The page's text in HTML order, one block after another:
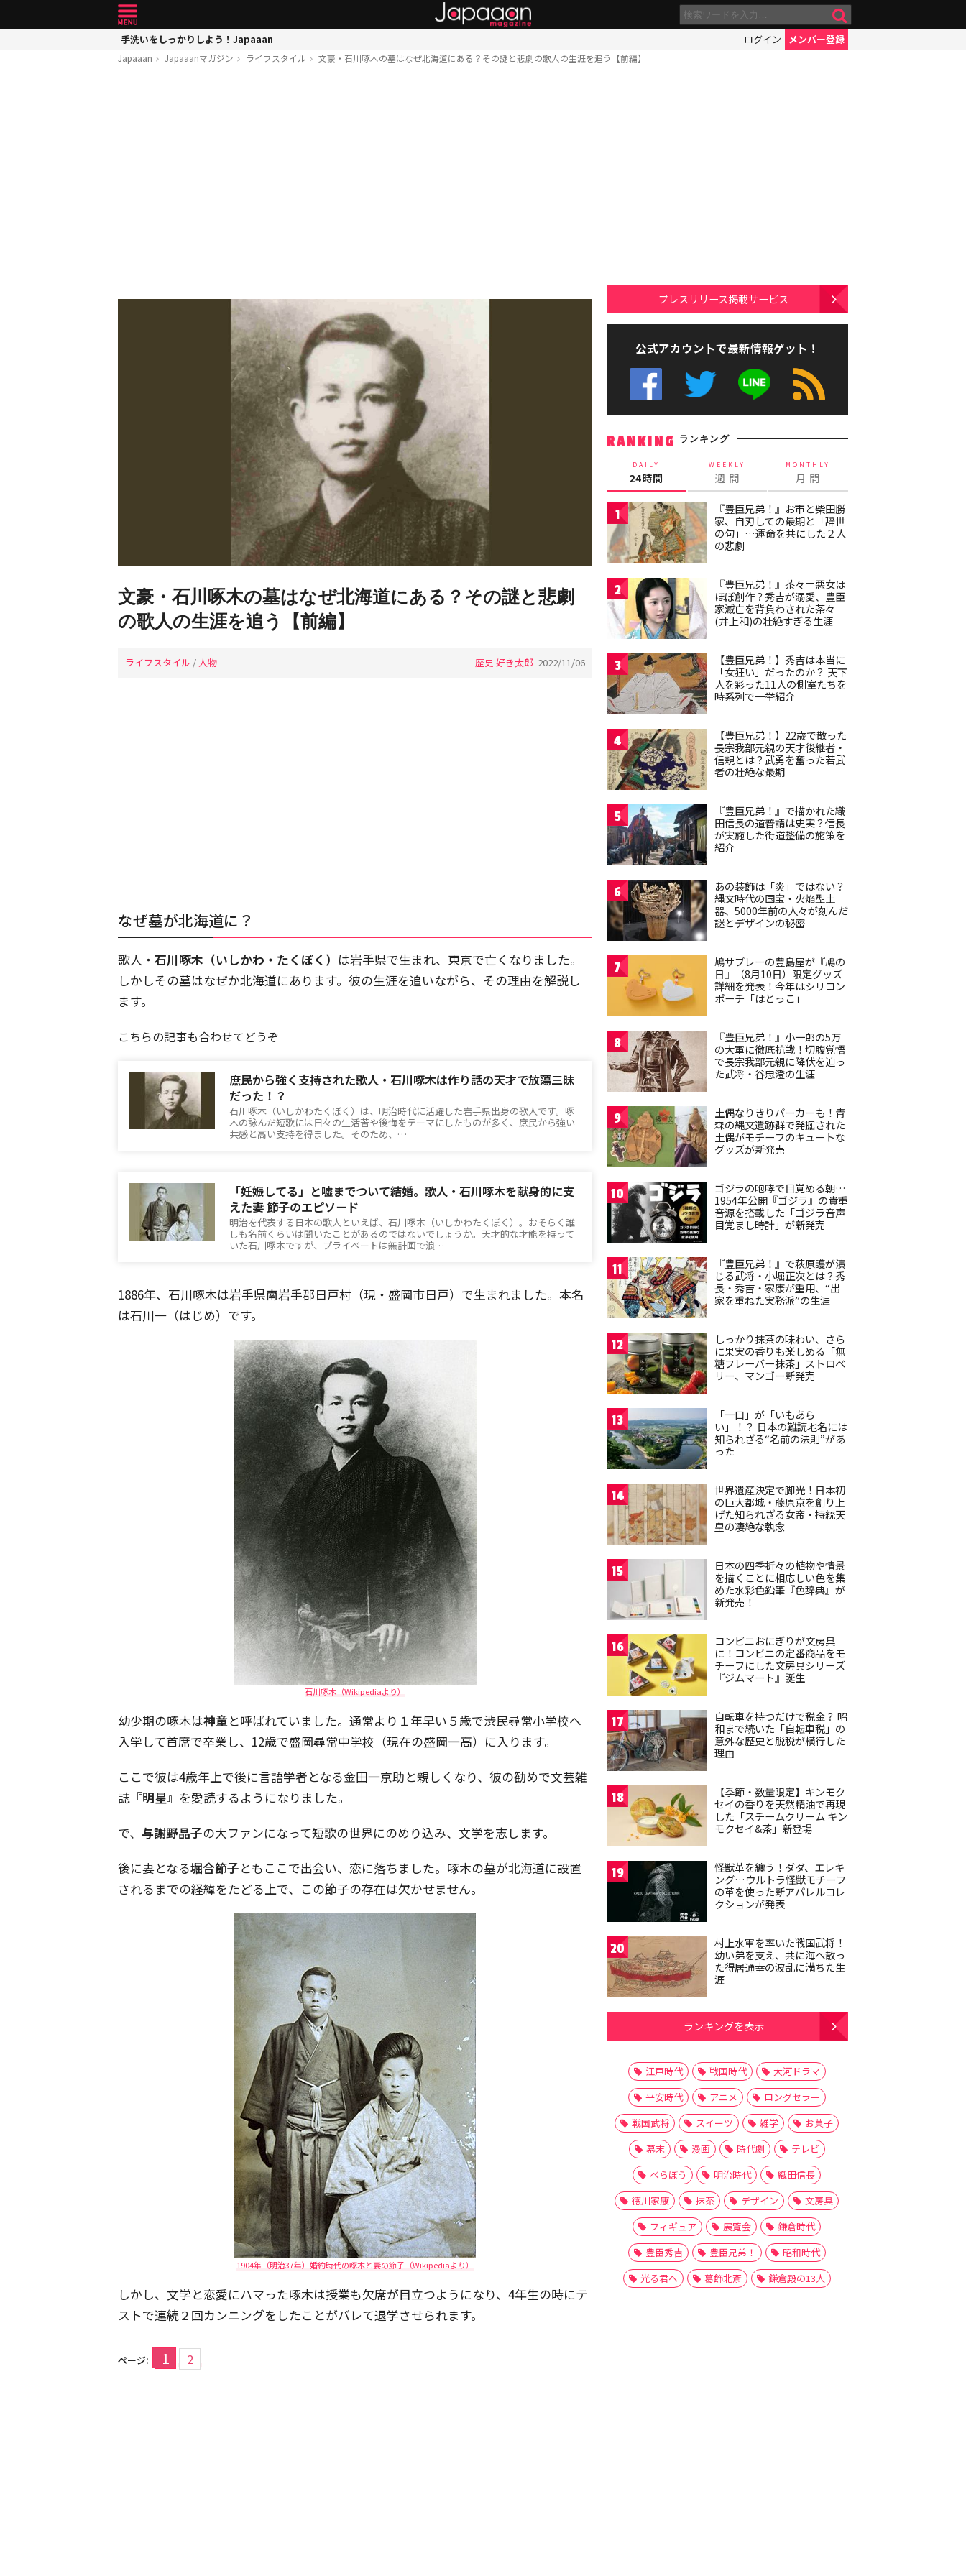
手洗いをしっかりしよう！Japaaan ログイン メンバー登録
Japaaan Japaaanマガジン ライフスタイル 文豪・石川啄木の墓はなぜ北海道にある？その謎と悲劇の歌人の生涯を追う【前編】
文豪・石川啄木の墓はなぜ北海道にある？その謎と悲劇
の歌人の生涯を追う【前編】
ライフスタイル / 人物 歴史 好き太郎 2022/11/06
なぜ墓が北海道に？
歌人・ 石川啄木（いしかわ・たくぼく） は岩手県で生まれ、東京で亡くなりました。
しかしその墓はなぜか北海道にあります。彼の生涯を追いながら、その理由を解説し
ます。
こちらの記事も合わせてどうぞ
庶民から強く支持された歌人・石川啄木は作り話の天才で放蕩三昧
だった！？
石川啄木（いしかわたくぼく）は、明治時代に活躍した岩手県出身の歌人です。啄
木の詠んだ短歌には日々の生活苦や後悔をテーマにしたものが多く、庶民から強い
共感と高い支持を得ました。そのため、…
「妊娠してる」と嘘までついて結婚。歌人・石川啄木を献身的に支
えた妻 節子のエピソード
明治を代表する日本の歌人といえば、石川啄木（いしかわたくぼく）。おそらく誰
しも名前くらいは聞いたことがあるのではないでしょうか。天才的な才能を持って
いた石川啄木ですが、プライベートは無計画で浪…
1886年、石川啄木は岩手県南岩手郡日戸村（現・盛岡市日戸）で生まれました。本名
は石川一（はじめ）です。
石川啄木（Wikipediaより）
幼少期の啄木は神童と呼ばれていました。通常より１年早い５歳で渋民尋常小学校へ
入学して首席で卒業し、12歳で盛岡尋常中学校（現在の盛岡一高）に入ります。
ここで彼は4歳年上で後に言語学者となる金田一京助と親しくなり、彼の勧めで文芸雑
誌 『明星』 を愛読するようになりました。
で、 与謝野晶子の大ファンになって短歌の世界にのめり込み、文学を志します。
後に妻となる堀合節子ともここで出会い、恋に落ちました。啄木の墓が北海道に設置
されるまでの経緯をたどる上で、この節子の存在は欠かせません。
1904年（明治37年）婚約時代の啄木と妻の節子（Wikipediaより）
しかし、文学と恋愛にハマった啄木は授業も欠席が目立つようになり、4年生の時にテ
ストで連続２回カンニングをしたことがバレて退学させられます。
ページ: 1 2
プレスリリース掲載サービス
公式アカウントで最新情報ゲット！
RANKING ランキング
DAILY
24時間
WEEKLY
週 間
MONTHLY
月 間
1
『豊臣兄弟！』お市と柴田勝
家、自刃しての最期と「辞世
の句」…運命を共にした２人
の悲劇
2
『豊臣兄弟！』茶々＝悪女は
ほぼ創作？秀吉が溺愛、豊臣
家滅亡を背負わされた茶々
(井上和)の壮絶すぎる生涯
3
【豊臣兄弟！】秀吉は本当に
「女狂い」だったのか？ 天下
人を彩った11人の側室たちを
時系列で一挙紹介
4
【豊臣兄弟！】22歳で散った
長宗我部元親の天才後継者・
信親とは？武勇を奮った若武
者の壮絶な最期
5
『豊臣兄弟！』で描かれた織
田信長の道普請は史実？信長
が実施した街道整備の施策を
紹介
6
あの装飾は「炎」ではない？
縄文時代の国宝・火焔型土
器、5000年前の人々が刻んだ
謎とデザインの秘密
7
鳩サブレーの豊島屋が『鳩の
日』（8月10日）限定グッズ
詳細を発表！今年はシリコン
ポーチ「はとっこ」
8
『豊臣兄弟！』小一郎の5万
の大軍に徹底抗戦！切腹覚悟
で長宗我部元親に降伏を迫っ
た武将・谷忠澄の生涯
9
土偶なりきりパーカーも！青
森の縄文遺跡群で発掘された
土偶がモチーフのキュートな
グッズが新発売
10
ゴジラの咆哮で目覚める朝…
1954年公開『ゴジラ』の貴重
音源を搭載した「ゴジラ音声
目覚まし時計」が新発売
11
『豊臣兄弟！』で萩原護が演
じる武将・小堀正次とは？秀
長・秀吉・家康が重用、“出
家を重ねた実務派”の生涯
12
しっかり抹茶の味わい、さら
に果実の香りも楽しめる「無
糖フレーバー抹茶」ストロベ
リー、マンゴー新発売
13
「一口」が「いもあら
い」！？ 日本の難読地名には
知られざる“名前の法則”があ
った
14
世界遺産決定で脚光！日本初
の巨大都城・藤原京を創り上
げた知られざる女帝・持統天
皇の凄絶な執念
15
日本の四季折々の植物や情景
を描くことに相応しい色を集
めた水彩色鉛筆『色辞典』が
新発売！
16
コンビニおにぎりが文房具
に！コンビニの定番商品をモ
チーフにした文房具シリーズ
『ジムマート』誕生
17
自転車を持つだけで税金？ 昭
和まで続いた「自転車税」の
意外な歴史と脱税が横行した
理由
18
【季節・数量限定】キンモク
セイの香りを天然精油で再現
した「スチームクリーム キン
モクセイ&茶」新登場
19
怪獣革を纏う！ダダ、エレキ
ング…ウルトラ怪獣モチーフ
の革を使った新アパレルコレ
クションが発表
20
村上水軍を率いた戦国武将！
幼い弟を支え、共に海へ散っ
た得居通幸の波乱に満ちた生
涯
ランキングを表示
江戸時代 戦国時代
大河ドラマ
平安時代
アニメ
ロングセラー
戦国武将
スイーツ 雑学
お菓子
幕末
漫画 時代劇
テレビ
べらぼう
明治時代
織田信長
徳川家康
抹茶 デザイン
文房具
フィギュア
展覧会
鎌倉時代
豊臣秀吉
豊臣兄弟！
昭和時代
光る君へ
葛飾北斎 鎌倉殿の13人